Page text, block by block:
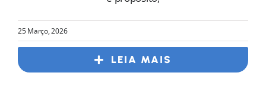
25 Março, 2026
LEIA MAIS